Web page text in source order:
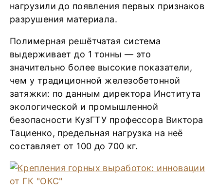
нагрузили до появления первых признаков
разрушения материала.
Полимерная решётчатая система
выдерживает до 1 тонны — это
значительно более высокие показатели,
чем у традиционной железобетонной
затяжки: по данным директора Института
экологической и промышленной
безопасности КузГТУ профессора Виктора
Тациенко, предельная нагрузка на неё
составляет от 100 до 700 кг.